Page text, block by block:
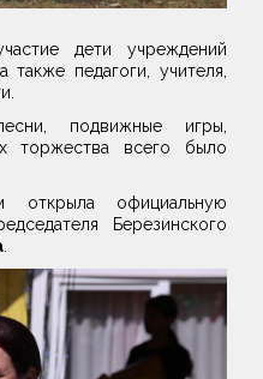
дети учреждений
педагоги, учителя,
подвижные игры,
торжества всего было
открыла официальную
Березинского